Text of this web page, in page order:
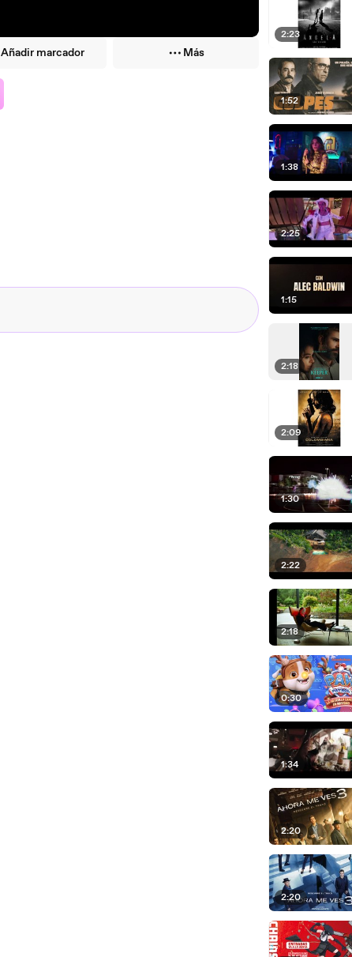
Añadir marcador Más
2:23
1:52
1:38
2:25
1:15
2:18
2:09
1:30
2:22
2:18
0:30
1:34
2:20
2:20